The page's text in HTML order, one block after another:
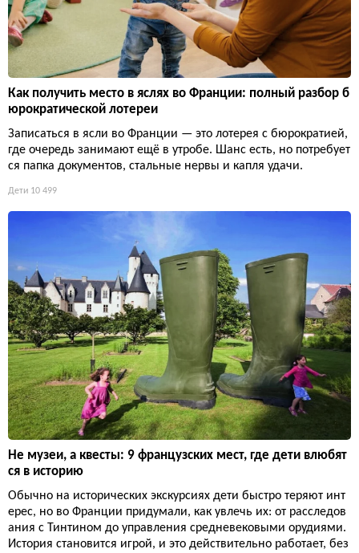
Как получить место в яслях во Франции: полный разбор б
юрократической лотереи
Записаться в ясли во Франции — это лотерея с бюрократией,
где очередь занимают ещё в утробе. Шанс есть, но потребует
ся папка документов, стальные нервы и капля удачи.
Дети 10 499
Не музеи, а квесты: 9 французских мест, где дети влюбят
ся в историю
Обычно на исторических экскурсиях дети быстро теряют инт
ерес, но во Франции придумали, как увлечь их: от расследов
ания с Тинтином до управления средневековыми орудиями.
История становится игрой, и это действительно работает, без